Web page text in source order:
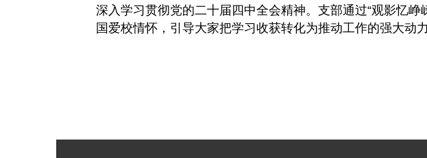
深入学习贯彻党的二十届四中全会精神。支部通过“观影忆
国爱校情怀，引导大家把学习收获转化为推动工作的强大动